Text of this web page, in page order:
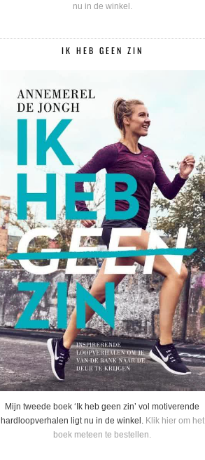
nu in de winkel.
IK HEB GEEN ZIN
Mijn tweede boek ‘Ik heb geen zin’ vol motiverende
hardloopverhalen ligt nu in de winkel. Klik hier om het
boek meteen te bestellen.